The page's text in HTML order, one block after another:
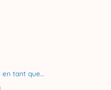
en tant que…